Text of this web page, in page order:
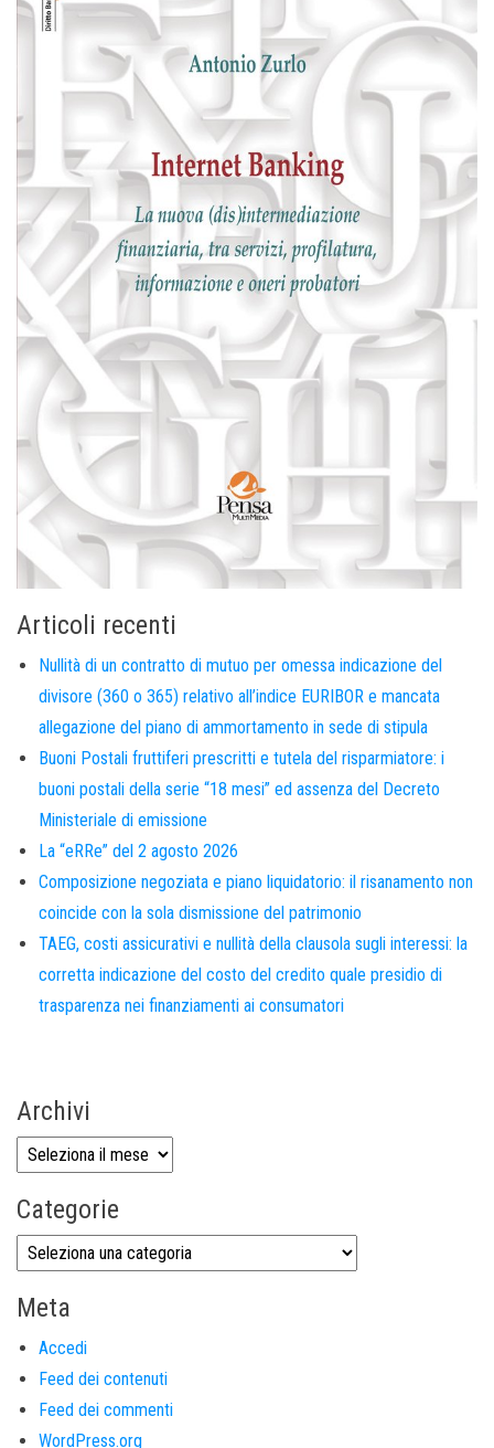
Articoli recenti
Nullità di un contratto di mutuo per omessa indicazione del
divisore (360 o 365) relativo all’indice EURIBOR e mancata
allegazione del piano di ammortamento in sede di stipula
Buoni Postali fruttiferi prescritti e tutela del risparmiatore: i
buoni postali della serie “18 mesi” ed assenza del Decreto
Ministeriale di emissione
La “eRRe” del 2 agosto 2026
Composizione negoziata e piano liquidatorio: il risanamento non
coincide con la sola dismissione del patrimonio
TAEG, costi assicurativi e nullità della clausola sugli interessi: la
corretta indicazione del costo del credito quale presidio di
trasparenza nei finanziamenti ai consumatori
Archivi
Categorie
Meta
Accedi
Feed dei contenuti
Feed dei commenti
WordPress.org